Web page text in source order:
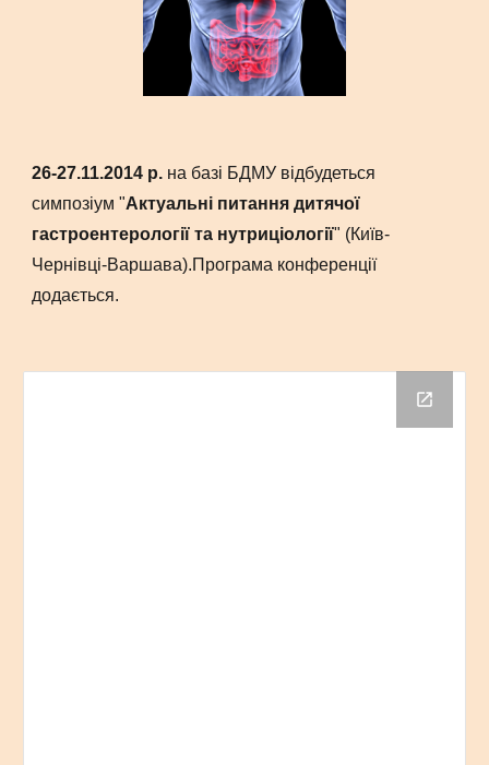
26-27.11.2014 р. на базі БДМУ відбудеться
симпозіум "Актуальні питання дитячої
гастроентерології та нутриціології" (Київ-
Чернівці-Варшава).Програма конференції
додається.